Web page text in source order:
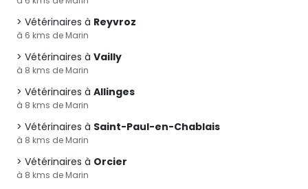
Vétérinaires à Reyvroz
à 6 kms de Marin
Vétérinaires à Vailly
à 8 kms de Marin
Vétérinaires à Allinges
à 8 kms de Marin
Vétérinaires à Saint-Paul-en-Chablais
à 8 kms de Marin
Vétérinaires à Orcier
à 8 kms de Marin